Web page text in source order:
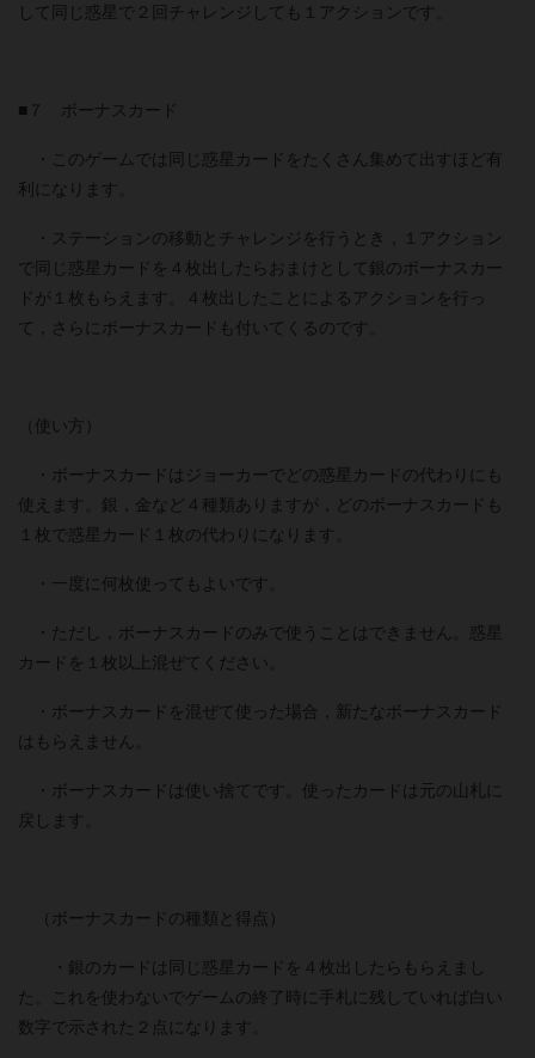
して同じ惑星で２回チャレンジしても１アクションです。
■７ ボーナスカード
・このゲームでは同じ惑星カードをたくさん集めて出すほど有
利になります。
・ステーションの移動とチャレンジを行うとき，１アクション
で同じ惑星カードを４枚出したらおまけとして銀のボーナスカー
ドが１枚もらえます。４枚出したことによるアクションを行っ
て，さらにボーナスカードも付いてくるのです。
（使い方）
・ボーナスカードはジョーカーでどの惑星カードの代わりにも
使えます。銀，金など４種類ありますが，どのボーナスカードも
１枚で惑星カード１枚の代わりになります。
・一度に何枚使ってもよいです。
・ただし，ボーナスカードのみで使うことはできません。惑星
カードを１枚以上混ぜてください。
・ボーナスカードを混ぜて使った場合，新たなボーナスカード
はもらえません。
・ボーナスカードは使い捨てです。使ったカードは元の山札に
戻します。
（ボーナスカードの種類と得点）
・銀のカードは同じ惑星カードを４枚出したらもらえまし
た。これを使わないでゲームの終了時に手札に残していれば白い
数字で示された２点になります。